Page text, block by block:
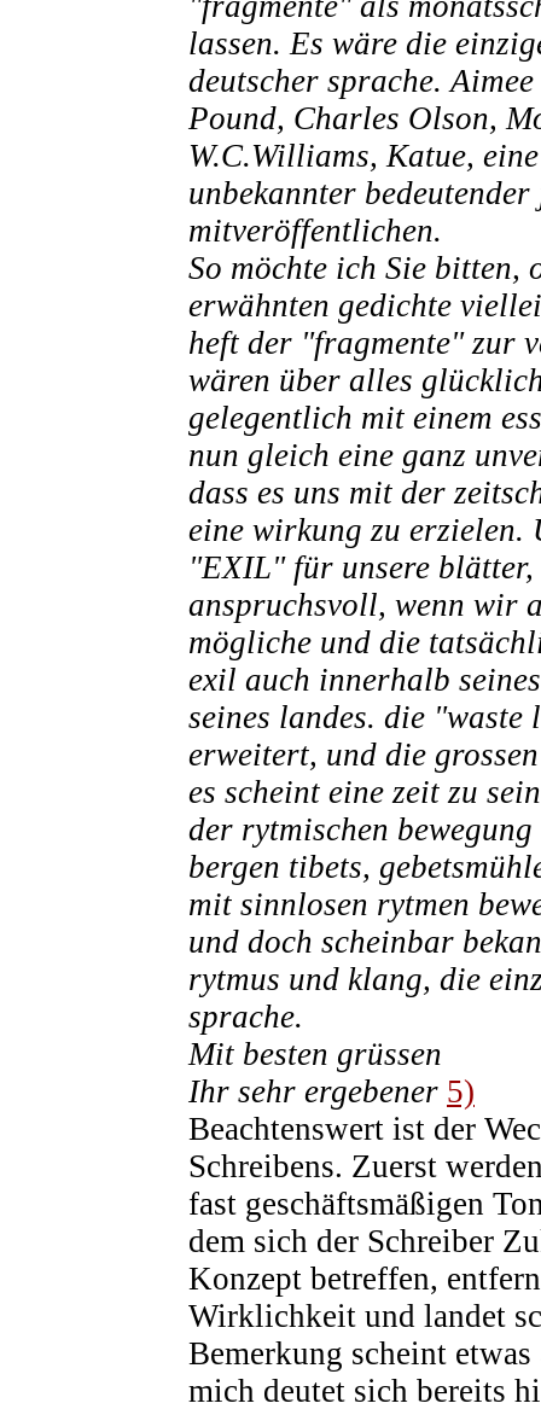
lassen. Es wäre die
deutscher sprache.
Pound, Charles Olson,
W.C.Williams, Katue,
unbekannter
mitveröffentlichen.
So möchte ich Sie bitten,
erwähnten gedichte
heft der "fragmente" zur
wären über alles
gelegentlich mit einem
nun gleich eine ganz
dass es uns mit der
eine wirkung zu
"EXIL" für unsere
anspruchsvoll, wenn wir
mögliche und die
exil auch innerhalb
seines landes. die
erweitert, und die
es scheint eine zeit zu
der rytmischen
bergen tibets,
mit sinnlosen rytmen
und doch scheinbar
rytmus und klang, die
sprache.
Mit besten grüssen
Ihr sehr ergebener 5)
Beachtenswert ist der
Schreibens. Zuerst
fast geschäftsmäßigen
dem sich der Schreiber
Konzept betreffen,
Wirklichkeit und landet
Bemerkung scheint
mich deutet sich bereits